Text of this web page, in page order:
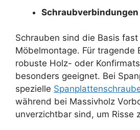
Schraubverbindungen
Schrauben sind die Basis
Möbelmontage. Für tragende
robuste Holz- oder
besonders geeignet. Bei
spezielle
während bei Massivholz
unverzichtbar sind, um Risse